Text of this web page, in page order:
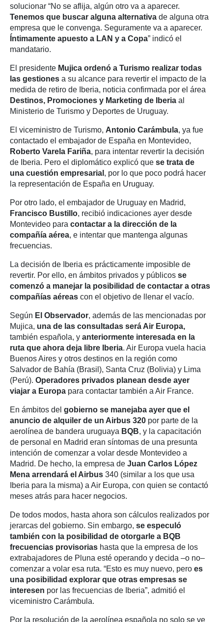
solucionar “No se aflija, algún otro va a aparecer.
Tenemos que buscar alguna alternativa de alguna otra
empresa que le convenga. Seguramente va a aparecer.
Íntimamente apuesto a LAN y a Copa” indicó el
mandatario.
El presidente Mujica ordenó a Turismo realizar todas
las gestiones a su alcance para revertir el impacto de la
medida de retiro de Iberia, noticia confirmada por el área
Destinos, Promociones y Marketing de Iberia al
Ministerio de Turismo y Deportes de Uruguay.
El viceministro de Turismo, Antonio Carámbula, ya fue
contactado el embajador de España en Montevideo,
Roberto Varela Fariña, para intentar revertir la decisión
de Iberia. Pero el diplomático explicó que se trata de
una cuestión empresarial , por lo que poco podrá hacer
la representación de España en Uruguay.
Por otro lado, el embajador de Uruguay en Madrid,
Francisco Bustillo, recibió indicaciones ayer desde
Montevideo para contactar a la dirección de la
compañía aérea, e intentar que mantenga algunas
frecuencias.
La decisión de Iberia es prácticamente imposible de
revertir. Por ello, en ámbitos privados y públicos se
comenzó a manejar la posibilidad de contactar a otras
compañías aéreas con el objetivo de llenar el vacío.
Según El Observador, además de las mencionadas por
Mujica, una de las consultadas será Air Europa,
también española, y anteriormente interesada en la
ruta que ahora deja libre Iberia. Air Europa vuela hacia
Buenos Aires y otros destinos en la región como
Salvador de Bahía (Brasil), Santa Cruz (Bolivia) y Lima
(Perú). Operadores privados planean desde ayer
viajar a Europa para contactar también a Air France.
En ámbitos del gobierno se manejaba ayer que el
anuncio de alquiler de un Airbus 320 por parte de la
aerolínea de bandera uruguaya BQB, y la capacitación
de personal en Madrid eran síntomas de una presunta
intención de comenzar a volar desde Montevideo a
Madrid. De hecho, la empresa de Juan Carlos López
Mena arrendará el Airbus 340 (similar a los que usa
Iberia para la misma) a Air Europa, con quien se contactó
meses atrás para hacer negocios.
De todos modos, hasta ahora son cálculos realizados por
jerarcas del gobierno. Sin embargo, se especuló
también con la posibilidad de otorgarle a BQB
frecuencias provisorias hasta que la empresa de los
extrabajadores de Pluna esté operando y decida –o no–
comenzar a volar esa ruta. “Esto es muy nuevo, pero es
una posibilidad explorar que otras empresas se
interesen por las frecuencias de Iberia”, admitió el
viceministro Carámbula.
Por la resolución de la aerolínea española no solo se ve